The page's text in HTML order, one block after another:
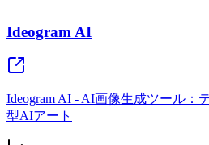
Ideogram AI
Ideogram AI - AI画像生成ツール：
型AIアート